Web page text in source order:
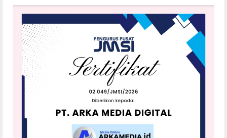
PAD,
Bupati
Wijaya
Sinergi
dengan
KPP
Pratama
Tebing
Tinggi